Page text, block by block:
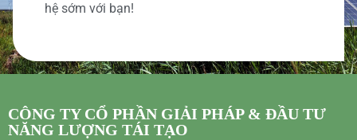
hệ sớm với bạn!
CÔNG TY CỔ PHẦN GIẢI PHÁP & ĐẦU TƯ
NĂNG LƯỢNG TÁI TẠO